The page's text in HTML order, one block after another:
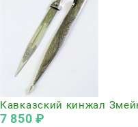
Кавказский кинжал
7 850 ₽